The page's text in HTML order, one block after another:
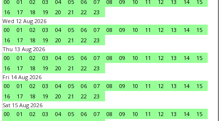
00
01 02 03 04 05 06 07 08 09 10 11 12 13 14
15
16
17 18 19 20 21 22
23
Wed 12 Aug 2026
00
01 02 03 04 05 06 07 08 09 10 11 12 13 14
15
16
17 18 19 20 21 22
23
Thu 13 Aug 2026
00
01 02 03 04 05 06 07 08 09 10 11 12 13 14
15
16
17 18 19 20 21 22
23
Fri 14 Aug 2026
00
01 02 03 04 05 06 07 08 09 10 11 12 13 14
15
16
17 18 19 20 21 22
23
Sat 15 Aug 2026
00
01 02 03 04 05 06 07 08 09 10 11 12 13 14
15